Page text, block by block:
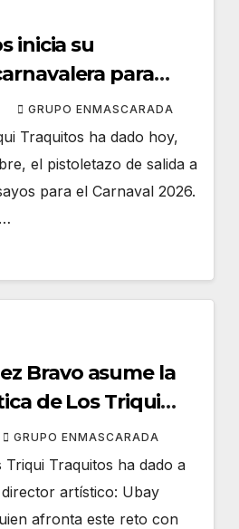
inicia su
para
GRUPO ENMASCARADA
Traquitos ha dado hoy,
el pistoletazo de salida a
para el Carnaval 2026.
Bravo asume la
de Los Triqui
GRUPO ENMASCARADA
Traquitos ha dado a
artístico: Ubay
afronta este reto con